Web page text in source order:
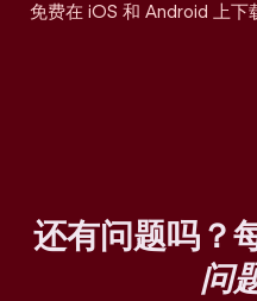
免费在 iOS 和 Android 上下
还有问题吗？
问